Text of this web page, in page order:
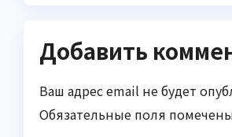
Добавить
Ваш адрес email не будет
Обязательные поля